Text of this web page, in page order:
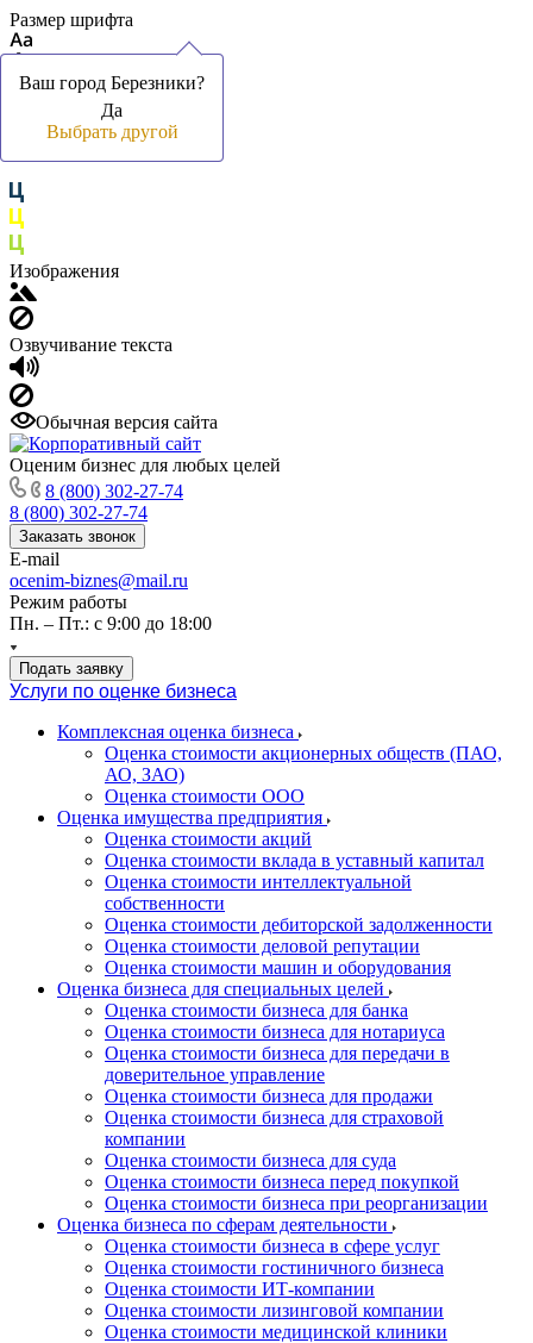
Размер шрифта
Цвет фона и шрифта
Изображения
Озвучивание текста
Обычная версия сайта
Оценим бизнес для любых целей
8 (800) 302-27-74
8 (800) 302-27-74
Заказать звонок
E-mail
ocenim-biznes@mail.ru
Режим работы
Пн. – Пт.: с 9:00 до 18:00
Подать заявку
Услуги по оценке бизнеса
Комплексная оценка бизнеса
Оценка стоимости акционерных обществ (ПАО,
АО, ЗАО)
Оценка стоимости ООО
Оценка имущества предприятия
Оценка стоимости акций
Оценка стоимости вклада в уставный капитал
Оценка стоимости интеллектуальной
собственности
Оценка стоимости дебиторской задолженности
Оценка стоимости деловой репутации
Оценка стоимости машин и оборудования
Оценка бизнеса для специальных целей
Оценка стоимости бизнеса для банка
Оценка стоимости бизнеса для нотариуса
Оценка стоимости бизнеса для передачи в
доверительное управление
Оценка стоимости бизнеса для продажи
Оценка стоимости бизнеса для страховой
компании
Оценка стоимости бизнеса для суда
Оценка стоимости бизнеса перед покупкой
Оценка стоимости бизнеса при реорганизации
Оценка бизнеса по сферам деятельности
Оценка стоимости бизнеса в сфере услуг
Оценка стоимости гостиничного бизнеса
Оценка стоимости ИТ-компании
Оценка стоимости лизинговой компании
Оценка стоимости медицинской клиники
Ваш город Березники?
Да
Выбрать другой
Ваш город Березники?
Да
Выбрать другой